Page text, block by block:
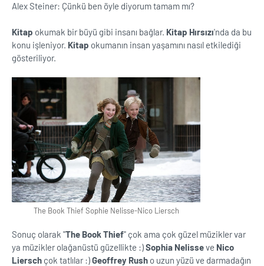
Alex Steiner: Çünkü ben öyle diyorum tamam mı?
Kitap okumak bir büyü gibi insanı bağlar. Kitap Hırsızı'nda da bu
konu işleniyor. Kitap okumanın insan yaşamını nasıl etkilediği
gösteriliyor.
The Book Thief Sophie Nelisse-Nico Liersch
Sonuç olarak ''The Book Thief'' çok ama çok güzel müzikler var
ya müzikler olağanüstü güzellikte :)Sophia Nelisseve Nico
Liersch çok tatlılar :)Geoffrey Rush o uzun yüzü ve darmadağın